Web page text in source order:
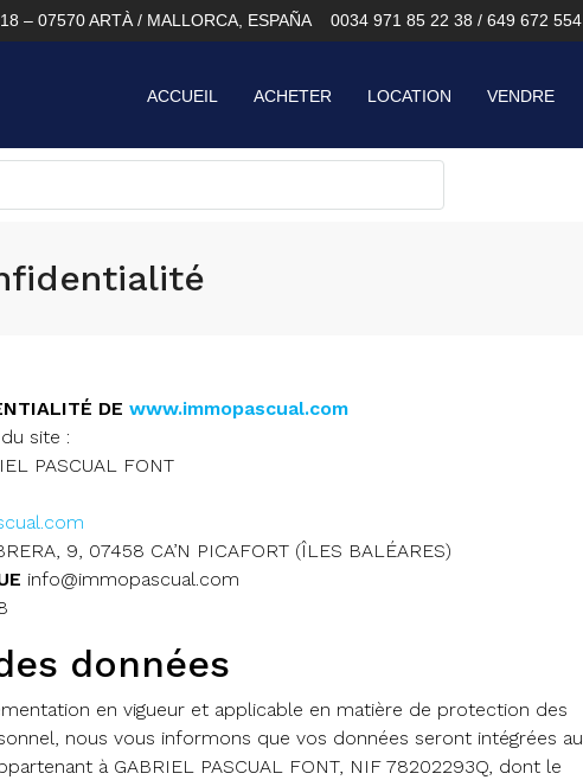
– 07570 ARTÀ / MALLORCA, ESPAÑA 0034 971 85 22 38 / 649 672 554
ACCUEIL ACHETER LOCATION VENDRE
DE www.immopascual.com
site :
PASCUAL FONT
9, 07458 CA’N PICAFORT (ÎLES BALÉARES)
info@immopascual.com
données
en vigueur et applicable en matière de protection des
nous vous informons que vos données seront intégrées au
à GABRIEL PASCUAL FONT, NIF 78202293Q, dont le